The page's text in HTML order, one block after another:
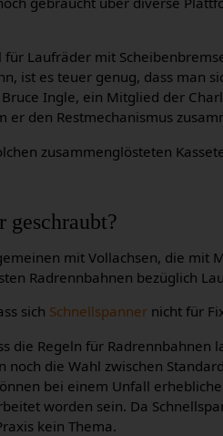
Laufräder mit
ist es teuer genug, dass man
Ingle, ein Mitglied der
er den Restmechanismus
zusammenglösteten
geschraubt?
mit Vollachsen, die mit
Radrennbahnen bezüglich
sich Schnellspanner nicht für
die Regeln für Radrennbahnen
die Wahl zwischen
bei einem Unfall
worden sein. Da
kein Thema.